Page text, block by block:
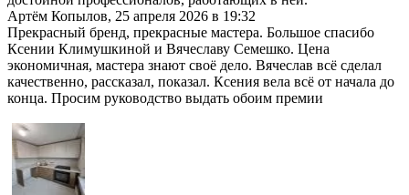
Артём Копылов, 25 апреля 2026 в 19:32
Прекрасный бренд, прекрасные мастера. Большое спасибо
Ксении Климушкиной и Вячеславу Семешко. Цена
экономичная, мастера знают своё дело. Вячеслав всё сделал
качественно, рассказал, показал. Ксения вела всё от начала до
конца. Просим руководство выдать обоим премии